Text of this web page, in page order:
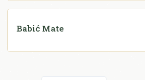
Babić Mate